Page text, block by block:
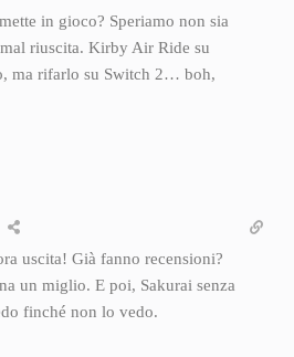
in gioco? Speriamo non sia
riuscita. Kirby Air Ride su
ma rifarlo su Switch 2… boh,
uscita! Già fanno recensioni?
un miglio. E poi, Sakurai senza
finché non lo vedo.